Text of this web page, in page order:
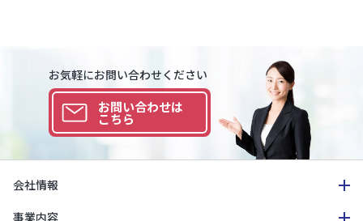
お気軽にお問い合わせください
お問い合わせは
こちら
会社情報
事業内容